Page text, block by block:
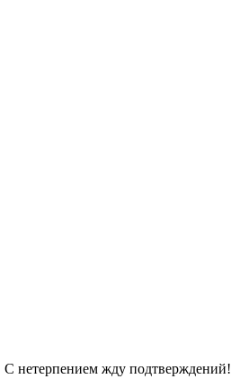
С нетерпением жду подтверждений!